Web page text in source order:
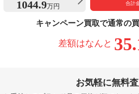
1044.9万円
合計
キャンペーン買取で通常の
差額はなんと
お気軽に無料